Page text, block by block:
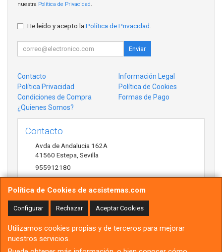
Política de Cookies de acsistemas.com
Configurar Rechazar Aceptar Cookies
Utilizamos cookies propias y de terceros para mejorar
nuestros servicios.
nuestra Política de Privacidad
He leído y acepto la Política de Privacidad
Enviar
Contacto
Información Legal
Política Privacidad
Política de Cookies
Condiciones de Compra
Formas de Pago
¿Quienes Somos?
Contacto
Avda de Andalucia 162A
41560 Estepa Sevilla
955912180
antonio@acsistemas.com
Horario
10:00h-13:30h 17:00h-20:30h